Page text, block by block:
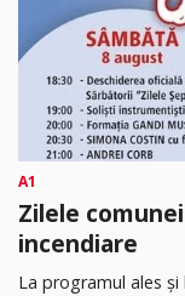
A1
Zilele
incendiare
La programul ales